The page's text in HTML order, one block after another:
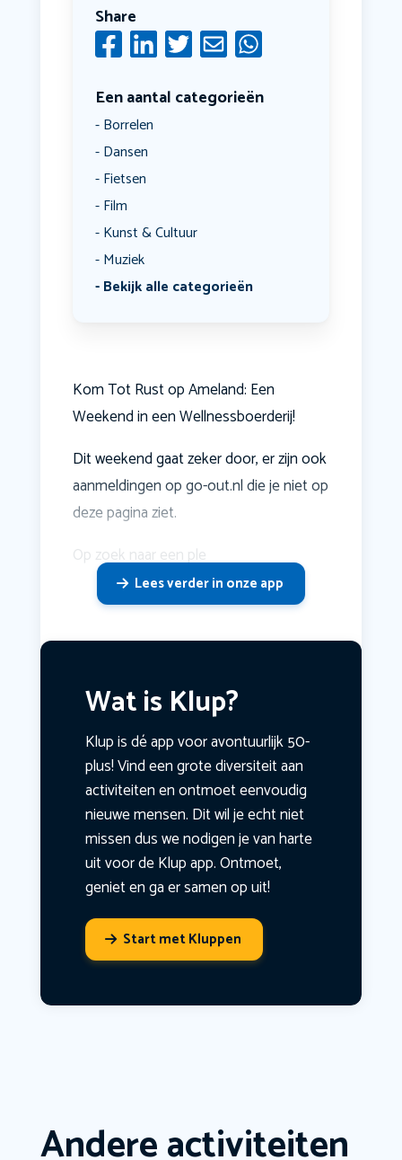
Share
Een aantal categorieën
Borrelen
Dansen
Fietsen
Film
Kunst & Cultuur
Muziek
Bekijk alle categorieën
Kom Tot Rust op Ameland: Een
Weekend in een Wellnessboerderij!
Dit weekend gaat zeker door, er zijn ook
aanmeldingen op go-out.nl die je niet op
deze pagina ziet.
Op zoek naar een ple
Lees verder in onze app
Wat is Klup?
Klup is dé app voor avontuurlijk 50-
plus! Vind een grote diversiteit aan
activiteiten en ontmoet eenvoudig
nieuwe mensen. Dit wil je echt niet
missen dus we nodigen je van harte
uit voor de Klup app. Ontmoet,
geniet en ga er samen op uit!
Start met Kluppen
Andere activiteiten